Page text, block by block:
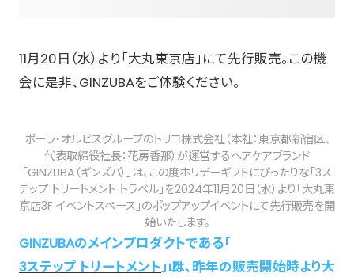
11月20日（水）より「大丸東京店」にて先行販売。この機
会に是非、GINZUBAをご体験ください。
ポーラ・オルビスグループのトリコ株式会社（本社：東京都新宿区、
代表取締役社長：花房香那）が運営するヘアケアブランド
「GINZUBA（ギンズバ）」は、この度ホリデーギフトにぴったりな「3ス
テップ トリートメント トラベル」を2024年11月20日（水）より「大丸東
京店3F イベントスペース」のポップアップイベントにて先行販売を開
始いたします。
GINZUBAのメインプロダクトである「
3ステップ トリートメント」 は、昨年の販売開始時より大